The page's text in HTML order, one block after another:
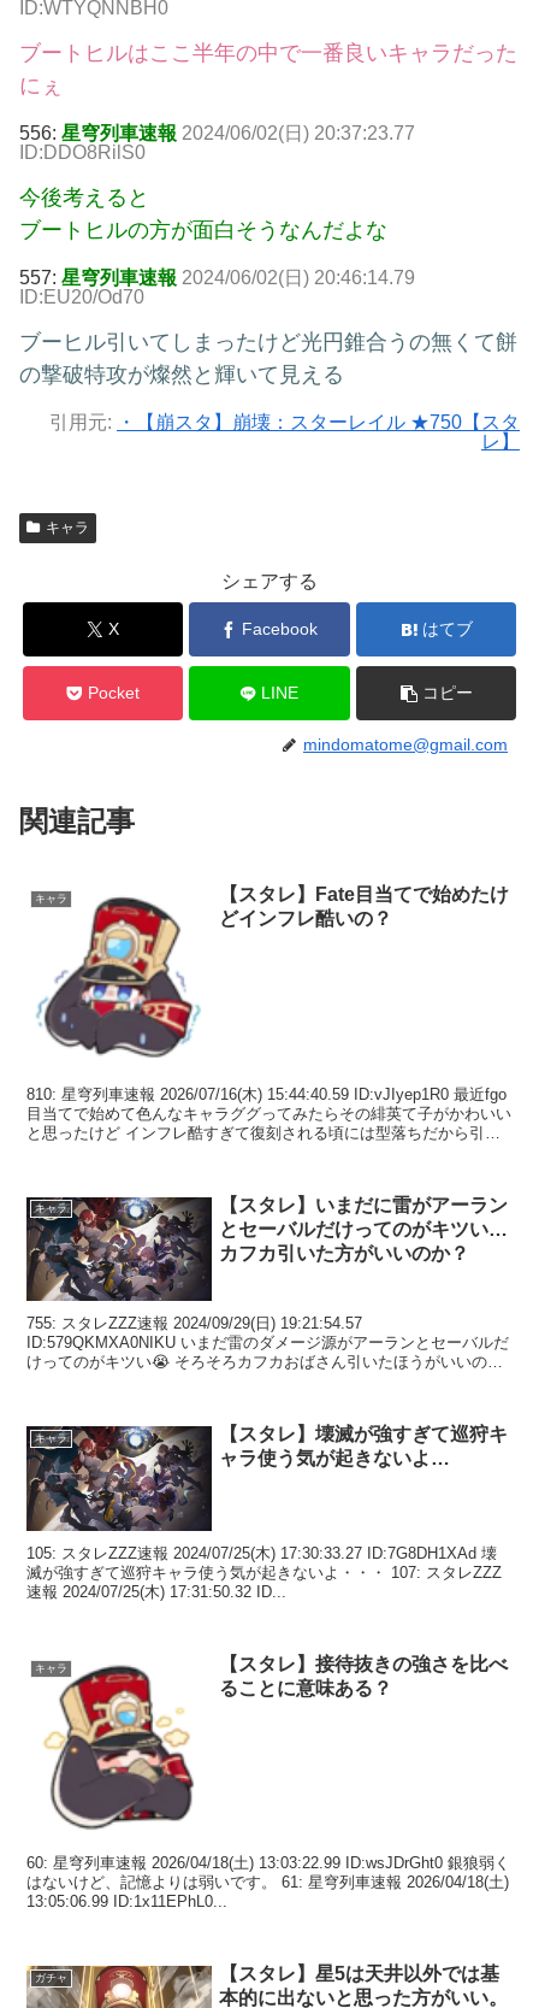
ID:WTYQNNBH0
ブートヒルはここ半年の中で一番良いキャラだった
にぇ
556: 星穹列車速報 2024/06/02(日) 20:37:23.77
ID:DDO8RilS0
今後考えると
ブートヒルの方が面白そうなんだよな
557: 星穹列車速報 2024/06/02(日) 20:46:14.79
ID:EU20/Od70
ブーヒル引いてしまったけど光円錐合うの無くて餅
の撃破特攻が燦然と輝いて見える
引用元:
・【崩スタ】崩壊：スターレイル ★750【スタ
レ】
キャラ
シェアする
X Facebook はてブ
Pocket LINE コピー
mindomatome@gmail.com
関連記事
キャラ
【スタレ】Fate目当てで始めたけ
どインフレ酷いの？
810: 星穹列車速報 2026/07/16(木) 15:44:40.59 ID:vJIyep1R0 最近fgo
目当てで始めて色んなキャラググってみたらその緋英て子がかわいい
と思ったけど インフレ酷すぎて復刻される頃には型落ちだから引か
キャラ
【スタレ】いまだに雷がアーラン
とセーバルだけってのがキツい…
カフカ引いた方がいいのか？
755: スタレZZZ速報 2024/09/29(日) 19:21:54.57
ID:579QKMXA0NIKU いまだ雷のダメージ源がアーランとセーバルだ
けってのがキツい😭 そろそろカフカおばさん引いたほうがいいのか
キャラ
【スタレ】壊滅が強すぎて巡狩キ
ャラ使う気が起きないよ…
105: スタレZZZ速報 2024/07/25(木) 17:30:33.27 ID:7G8DH1XAd 壊
滅が強すぎて巡狩キャラ使う気が起きないよ・・・ 107: スタレZZZ
速報 2024/07/25(木) 17:31:50.32 ID...
キャラ
【スタレ】接待抜きの強さを比べ
ることに意味ある？
60: 星穹列車速報 2026/04/18(土) 13:03:22.99 ID:wsJDrGht0 銀狼弱く
はないけど、記憶よりは弱いです。 61: 星穹列車速報 2026/04/18(土)
13:05:06.99 ID:1x11EPhL0...
ガチャ
【スタレ】星5は天井以外では基
本的に出ないと思った方がいい。